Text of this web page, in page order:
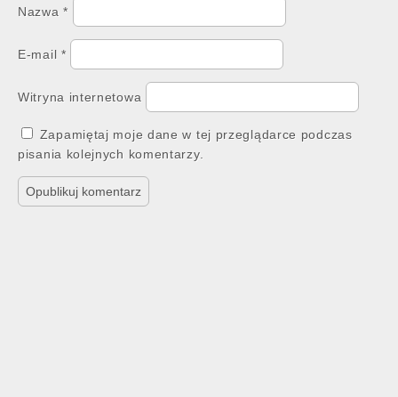
Nazwa*
E-mail *
Witryna internetowa
Zapamiętaj moje dane w tej przeglądarce podczas
pisania kolejnych komentarzy.